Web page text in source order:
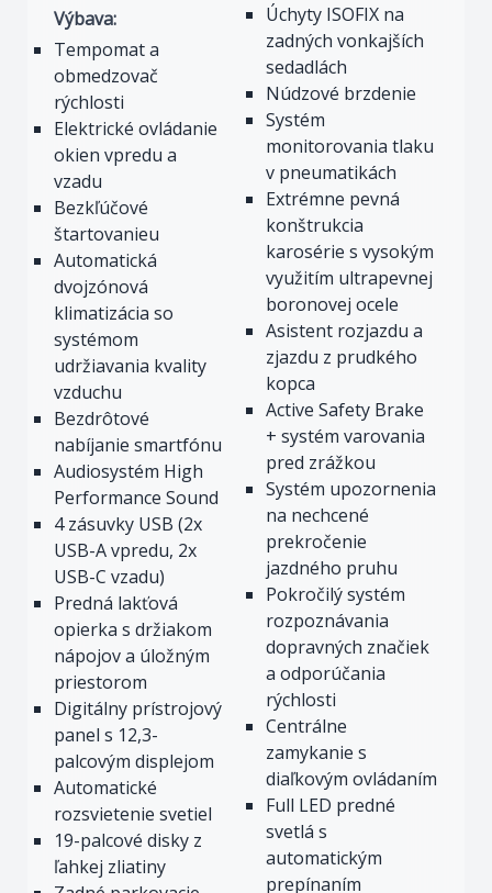
Výbava:
Tempomat a
obmedzovač
rýchlosti
Elektrické ovládanie
okien vpredu a
vzadu
Bezkľúčové
štartovanieu
Automatická
dvojzónová
klimatizácia so
systémom
udržiavania kvality
vzduchu
Bezdrôtové
nabíjanie smartfónu
Audiosystém High
Performance Sound
4 zásuvky USB (2x
USB-A vpredu, 2x
USB-C vzadu)
Predná lakťová
opierka s držiakom
nápojov a úložným
priestorom
Digitálny prístrojový
panel s 12,3-
palcovým displejom
Automatické
rozsvietenie svetiel
19-palcové disky z
ľahkej zliatiny
Úchyty ISOFIX na
zadných vonkajších
sedadlách
Núdzové brzdenie
Systém
monitorovania tlaku
v pneumatikách
Extrémne pevná
konštrukcia
karosérie s vysokým
využitím ultrapevnej
boronovej ocele
Asistent rozjazdu a
zjazdu z prudkého
kopca
Active Safety Brake
+ systém varovania
pred zrážkou
Systém upozornenia
na nechcené
prekročenie
jazdného pruhu
Pokročilý systém
rozpoznávania
dopravných značiek
a odporúčania
rýchlosti
Centrálne
zamykanie s
diaľkovým ovládaním
Full LED predné
svetlá s
automatickým
prepínaním